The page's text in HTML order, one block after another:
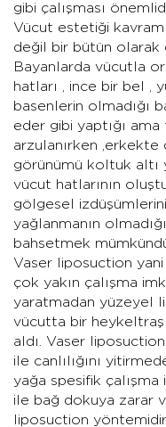
gibi çalışması
Vücut estetiği
değil bir bütün olarak
Bayanlarda vücutla
hatları , ince bir bel ,
basenlerin olmadığı
eder gibi yaptığı
arzulanırken
görünümü koltuk altı
vücut hatlarının
gölgesel
yağlanmanın
bahsetmek
Vaser liposuction
çok yakın çalışma
yaratmadan yüzeyel
vücutta bir heykeltraş
aldı. Vaser
ile canlılığını
yağa spesifik çalışma
ile bağ dokuya zarar
liposuction